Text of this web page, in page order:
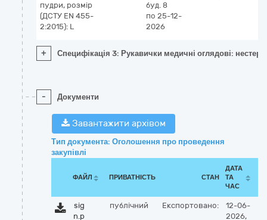
пудри, розмір
(ДСТУ EN 455-
2:2015): L
буд. 8
по 25-12-
2026
+ Специфікація 3: Рукавички медичні оглядові:
- Документи
Завантажити архівом
Тип документа: Оголошення про проведення
закупівлі
ФАЙЛ ПРИВАТНІСТЬ СТАН
ДАТА
ТА
ЧАС
sig
n.p
публічний Експортовано:
12-06-
2026,